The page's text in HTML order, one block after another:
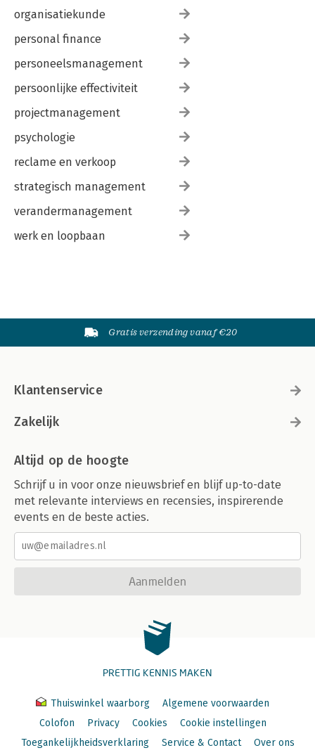
organisatiekunde
personal finance
personeelsmanagement
persoonlijke effectiviteit
projectmanagement
psychologie
reclame en verkoop
strategisch management
verandermanagement
werk en loopbaan
Gratis verzending vanaf €20
Klantenservice
Zakelijk
Altijd op de hoogte
Schrijf u in voor onze nieuwsbrief en blijf up-to-date
met relevante interviews en recensies, inspirerende
events en de beste acties.
Aanmelden
PRETTIG KENNIS MAKEN
Thuiswinkel waarborg
Algemene voorwaarden
Colofon
Privacy Cookies
Cookie instellingen
Toegankelijkheidsverklaring
Service & Contact Over ons